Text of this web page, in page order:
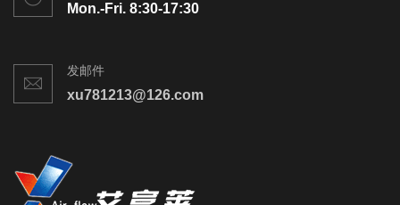
Mon.-Fri. 8:30-17:30
发邮件
xu781213@126.com